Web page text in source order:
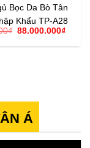
Bọc Da Bò Tân
Khẩu TP-A28
₫ Giá
là:
88.000.000₫Giá
tại
Á